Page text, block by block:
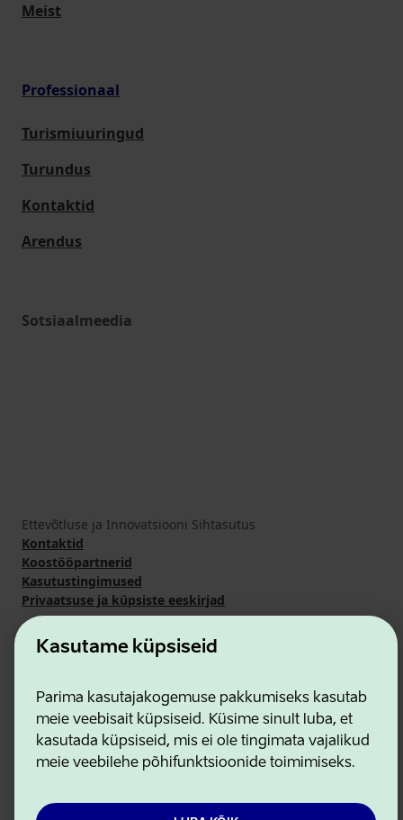
Kasutame küpsiseid
Parima kasutajakogemuse pakkumiseks kasutab
meie veebisait küpsiseid. Küsime sinult luba, et
kasutada küpsiseid, mis ei ole tingimata vajalikud
meie veebilehe põhifunktsioonide toimimiseks.
Meist
Professionaal
Turismiuuringud
Turundus
Kontaktid
Arendus
Sotsiaalmeedia
Ettevõtluse ja Innovatsiooni Sihtasutus
Kontaktid
Koostööpartnerid
Kasutustingimused
Privaatsuse ja küpsiste eeskirjad